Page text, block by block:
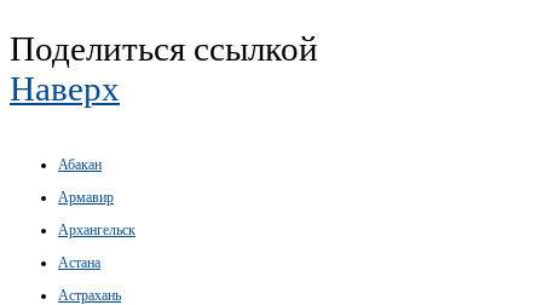
Поделиться ссылкой
Наверх
Абакан
Армавир
Архангельск
Астана
Астрахань